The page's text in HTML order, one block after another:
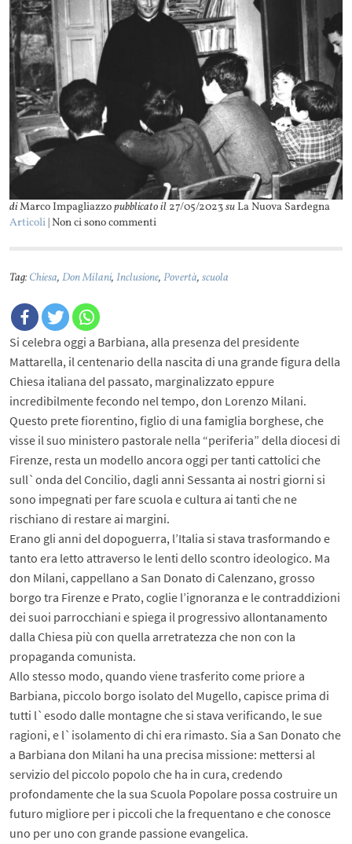
diMarco Impagliazzopubblicato il 27/05/2023su La Nuova Sardegna
Articoli | Non ci sono commenti
Tag:Chiesa,Don Milani,Inclusione,Povertà,scuola
Si celebra oggi a Barbiana, alla presenza del presidente
Mattarella, il centenario della nascita di una grande figura della
Chiesa italiana del passato, marginalizzato eppure
incredibilmente fecondo nel tempo, don Lorenzo Milani.
Questo prete fiorentino, figlio di una famiglia borghese, che
visse il suo ministero pastorale nella “periferia” della diocesi di
Firenze, resta un modello ancora oggi per tanti cattolici che
sull`onda del Concilio, dagli anni Sessanta ai nostri giorni si
sono impegnati per fare scuola e cultura ai tanti che ne
rischiano di restare ai margini.
Erano gli anni del dopoguerra, l’Italia si stava trasformando e
tanto era letto attraverso le lenti dello scontro ideologico. Ma
don Milani, cappellano a San Donato di Calenzano, grosso
borgo tra Firenze e Prato, coglie l’ignoranza e le contraddizioni
dei suoi parrocchiani e spiega il progressivo allontanamento
dalla Chiesa più con quella arretratezza che non con la
propaganda comunista.
Allo stesso modo, quando viene trasferito come priore a
Barbiana, piccolo borgo isolato del Mugello, capisce prima di
tutti l`esodo dalle montagne che si stava verificando, le sue
ragioni, e l`isolamento di chi era rimasto. Sia a San Donato che
a Barbiana don Milani ha una precisa missione: mettersi al
servizio del piccolo popolo che ha in cura, credendo
profondamente che la sua Scuola Popolare possa costruire un
futuro migliore per i piccoli che la frequentano e che conosce
uno per uno con grande passione evangelica.